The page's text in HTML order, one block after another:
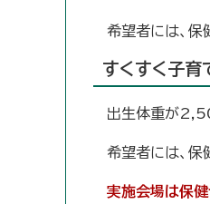
希望者には、保
すくすく子育
出生体重が
希望者には、保
実施会場は保健